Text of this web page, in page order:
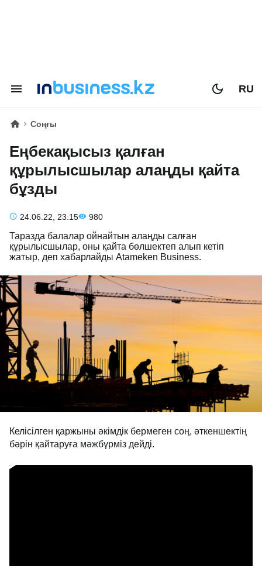
RU
Соңғы
Еңбекақысыз қалған
құрылысшылар алаңды қайта
бұзды
24.06.22, 23:15 980
Таразда балалар ойнайтын алаңды салған
құрылысшылар, оны қайта бөлшектеп алып кетіп
жатыр, деп хабарлайды Atameken Business.
Келісілген қаржыны әкімдік бермеген соң, әткеншектің
бәрін қайтаруға мәжбүрміз дейді.